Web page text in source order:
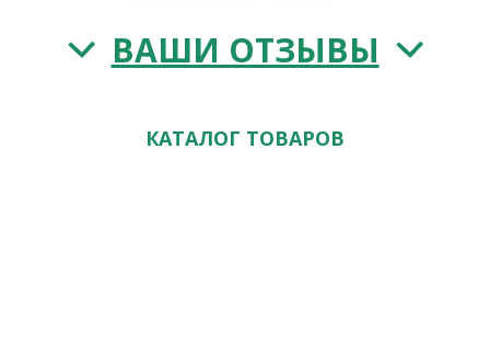
ВАШИ ОТЗЫВЫ
КАТАЛОГ ТОВАРОВ